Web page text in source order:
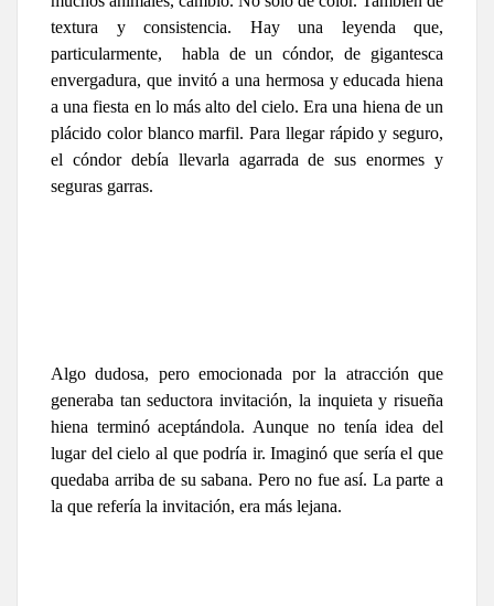
textura y consistencia. Hay una leyenda que,
particularmente, habla de un cóndor, de gigantesca
envergadura, que invitó a una hermosa y educada hiena
a una fiesta en lo más alto del cielo. Era una hiena de un
plácido color blanco marfil. Para llegar rápido y seguro,
el cóndor debía llevarla agarrada de sus enormes y
seguras garras.
Algo dudosa, pero emocionada por la atracción que
generaba tan seductora invitación, la inquieta y risueña
hiena terminó aceptándola. Aunque no tenía idea del
lugar del cielo al que podría ir. Imaginó que sería el que
quedaba arriba de su sabana. Pero no fue así. La parte a
la que refería la invitación, era más lejana.